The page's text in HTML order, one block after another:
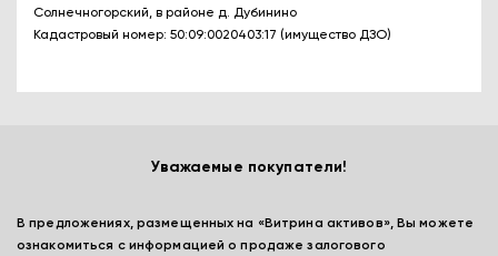
Солнечногорский, в районе д. Дубинино
Кадастровый номер: 50:09:0020403:17 (имущество ДЗО)
Уважаемые покупатели!
В предложениях, размещенных на «Витрина активов», Вы можете
ознакомиться с информацией о продаже залогового